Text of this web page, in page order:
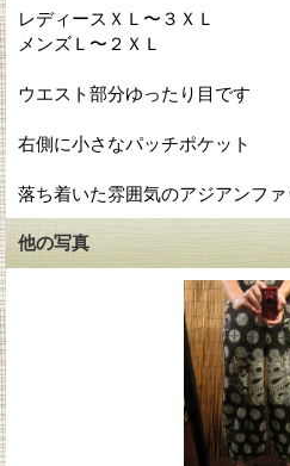
レディースＸＬ〜３ＸＬ
メンズＬ〜２ＸＬ
ウエスト部分ゆったり目です
右側に小さなパッチポケット
落ち着いた雰囲気のアジアンフ
他の写真